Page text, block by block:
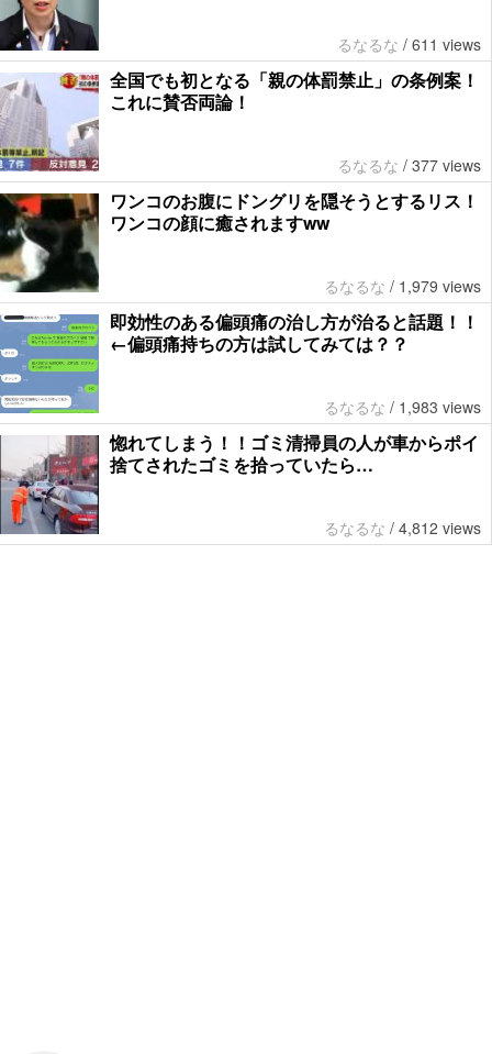
るなるな / 611 views
全国でも初となる「親の体罰禁止」の条例案！
これに賛否両論！
るなるな / 377 views
ワンコのお腹にドングリを隠そうとするリス！
ワンコの顔に癒されますww
るなるな / 1,979 views
即効性のある偏頭痛の治し方が治ると話題！！
←偏頭痛持ちの方は試してみては？？
るなるな / 1,983 views
惚れてしまう！！ゴミ清掃員の人が車からポイ
捨てされたゴミを拾っていたら…
るなるな / 4,812 views